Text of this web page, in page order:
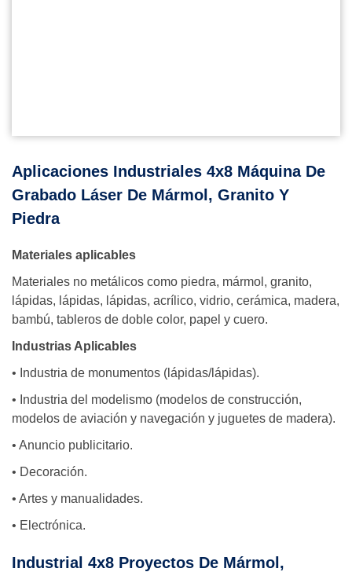
Aplicaciones Industriales 4x8 Máquina De
Grabado Láser De Mármol, Granito Y
Piedra
Materiales aplicables
Materiales no metálicos como piedra, mármol, granito,
lápidas, lápidas, lápidas, acrílico, vidrio, cerámica, madera,
bambú, tableros de doble color, papel y cuero.
Industrias Aplicables
• Industria de monumentos (lápidas/lápidas).
• Industria del modelismo (modelos de construcción,
modelos de aviación y navegación y juguetes de madera).
• Anuncio publicitario.
• Decoración.
• Artes y manualidades.
• Electrónica.
Industrial 4x8 Proyectos De Mármol,